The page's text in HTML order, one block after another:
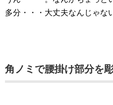
多分・・・大丈夫なんじゃな
角ノミで腰掛け部分を